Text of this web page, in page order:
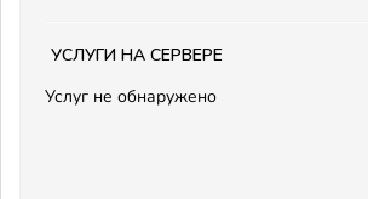
Услуги на сервере
Услуг не обнаружено